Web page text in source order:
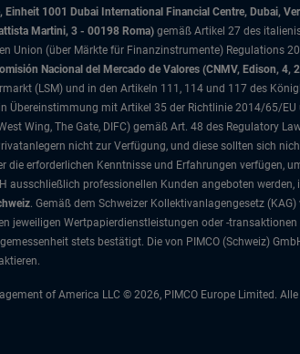
1001 Dubai International Financial Centre, Dubai,
Martini, 3 - 00198 Roma) gemäß Artikel 27 des
Union (über Märkte für Finanzinstrumente) Regulations
Nacional del Mercado de Valores (CNMV, Edison, 4,
(LSM) und in den Artikeln 111, 114 und 117 des
in Übereinstimmung mit Artikel 35 der Richtlinie 2014/65/
Wing, The Gate, DIFC) gemäß Art. 48 des Regulatory
nicht zur Verfügung, und diese sollten sich
erforderlichen Kenntnisse und Erfahrungen verfügen,
ausschließlich professionellen Kunden angeboten
. Gemäß dem Schweizer Kollektivanlagengesetz
Wertpapierdienstleistungen oder -
stets bestätigt. Die von PIMCO (Schweiz)
of America LLC © 2026, PIMCO Europe Limited.